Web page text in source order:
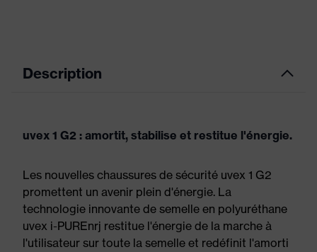
Description
uvex 1 G2 : amortit, stabilise et restitue l'énergie.
Les nouvelles chaussures de sécurité uvex 1 G2
promettent un avenir plein d'énergie. La
technologie innovante de semelle en polyuréthane
uvex i-PUREnrj restitue l'énergie de la marche à
l'utilisateur sur toute la semelle et redéfinit l'amorti